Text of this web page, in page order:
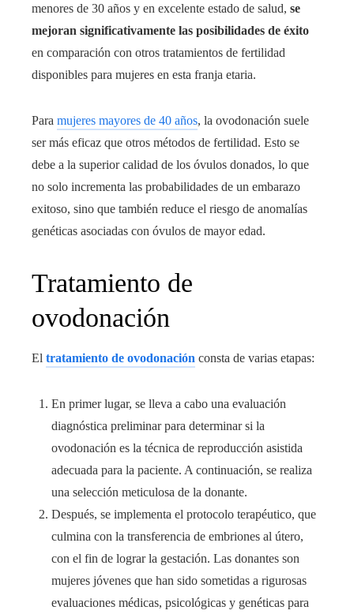
menores de 30 años y en excelente estado de salud, se
mejoran significativamente las posibilidades de éxito
en comparación con otros tratamientos de fertilidad
disponibles para mujeres en esta franja etaria.
Para mujeres mayores de 40 años, la ovodonación suele
ser más eficaz que otros métodos de fertilidad. Esto se
debe a la superior calidad de los óvulos donados, lo que
no solo incrementa las probabilidades de un embarazo
exitoso, sino que también reduce el riesgo de anomalías
genéticas asociadas con óvulos de mayor edad.
Tratamiento de
ovodonación
El tratamiento de ovodonación consta de varias etapas:
En primer lugar, se lleva a cabo una evaluación
diagnóstica preliminar para determinar si la
ovodonación es la técnica de reproducción asistida
adecuada para la paciente. A continuación, se realiza
una selección meticulosa de la donante.
Después, se implementa el protocolo terapéutico, que
culmina con la transferencia de embriones al útero,
con el fin de lograr la gestación. Las donantes son
mujeres jóvenes que han sido sometidas a rigurosas
evaluaciones médicas, psicológicas y genéticas para